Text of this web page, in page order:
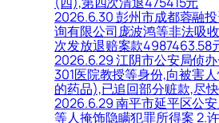
2026.6.30 彭州市成都蓉融
询有限公司庞波鸿等非法吸
次发放退赔案款4987463.58
2026.6.29 江阴市公安局侦
301医院教授等身份,向被害
的药品),已追回部分赃款,尽
2026.6.29 南平市延平区公安
等人掩饰隐瞒犯罪所得案 2.